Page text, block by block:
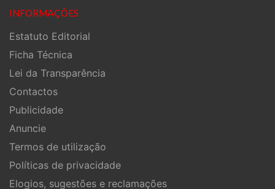
INFORMAÇÕES
Estatuto Editorial
Ficha Técnica
Lei da Transparência
Contactos
Publicidade
Anuncie
Termos de utilização
Políticas de privacidade
Elogios, sugestões e reclamações